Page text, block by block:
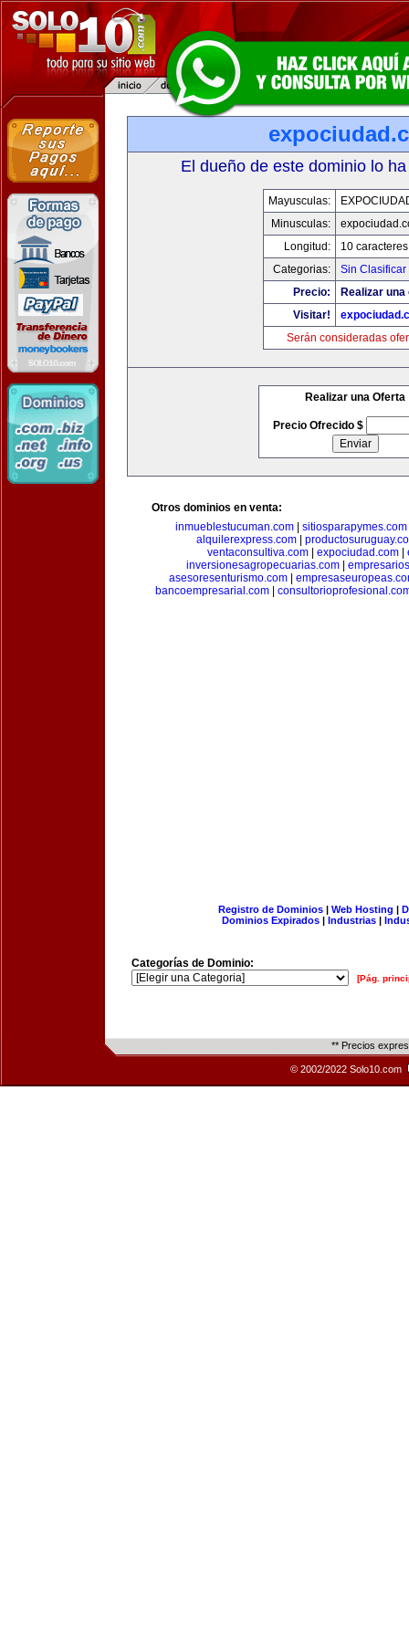
El dueño de este dominio lo
Mayusculas:
Minusculas:
Longitud:
10 caracteres
Categorias:
Sin Clasificar
Precio:
Realizar
Visitar!
Serán consideradas
Realizar una Oferta
Precio Ofrecido $
Otros dominios en venta:
inmueblestucuman.com
sitiosparapymes.com
alquilerexpress.com
ventaconsultiva.com
expociudad.com
inversionesagropecuarias.com
asesoresenturismo.com|
bancoempresarial.com
Registro de Dominios| Web Hosting |
Dominios Expirados | Industrias |
Categorías de Dominio:
[Pág.
** Precios
© 2002/2022 Solo10.com